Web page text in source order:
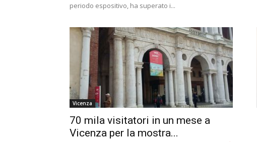
periodo espositivo, ha superato i...
Vicenza
70 mila visitatori in un mese a
Vicenza per la mostra...